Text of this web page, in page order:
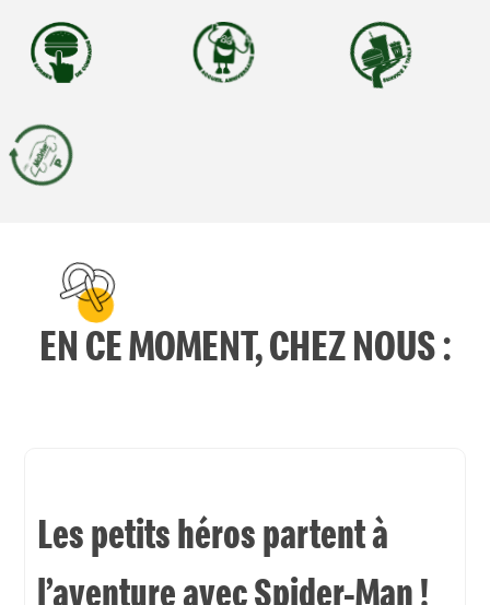
EN CE MOMENT, CHEZ NOUS :
​Les petits héros partent à
l’aventure avec Spider-Man !